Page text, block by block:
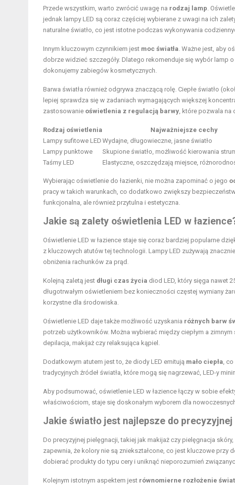
Przede wszystkim, warto zwrócić uwagę na rodzaj lamp.
jednak lampy LED są coraz częściej wybierane z uwagi na ich
naturalne światło, co jest istotne podczas wykonywania
Innym kluczowym czynnikiem jest moc światła. Ważne jest, aby
dobrze widzieć szczegóły. Dlatego rekomenduje się wybór lamp
dokonujemy zabiegów kosmetycznych.
Barwa światła również odgrywa znaczącą rolę. Ciepłe światło
lepiej sprawdza się w zadaniach wymagających większej
zastosowanie oświetlenia z regulacją barwy, które pozwala na
Rodzaj oświetlenia Najważniejsze cechy
Lampy sufitowe LED Wydajne, długowieczne, jasne światło
Lampy punktowe
Skupione światło, możliwość kierowania
Taśmy LED
Elastyczne, oszczędzają miejsce,
Wybierając oświetlenie do łazienki, nie można zapominać o jego
pracy w takich warunkach, co dodatkowo zwiększy
funkcjonalna, ale również przytulna i estetyczna.
Jakie są zalety oświetlenia LED w
Oświetlenie LED w łazience staje się coraz bardziej popularne
z kluczowych atutów tej technologii. Lampy LED zużywają
obniżenia rachunków za prąd.
Kolejną zaletą jest długi czas życia diod LED, który sięga nawet
długotrwałym oświetleniem bez konieczności częstej wymiany
korzystne dla środowiska.
Oświetlenie LED daje także możliwość uzyskania różnych barw
potrzeb użytkowników. Można wybierać między ciepłym a
depilacja, makijaż czy relaksująca kąpiel.
Dodatkowym atutem jest to, że diody LED emitują mało ciepła,
tradycyjnych źródeł światła, które mogą się nagrzewać, LED-y
Aby podsumować, oświetlenie LED w łazience łączy w sobie
właściwościom, staje się doskonałym wyborem dla
Jakie światło jest najlepsze do
Do precyzyjnej pielęgnacji, takiej jak makijaż czy pielęgnacja skóry,
zapewnia, że kolory nie są zniekształcone, co jest kluczowe przy
dobierać produkty do typu cery i uniknąć nieporozumień
Kolejnym istotnym aspektem jest równomierne rozłożenie